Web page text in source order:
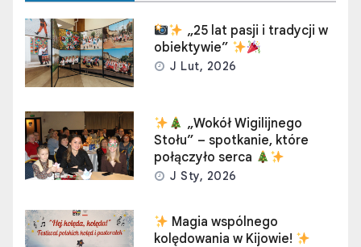
„25 lat pasji i tradycji w
obiektywie”
J Lut, 2026
„Wokół Wigilijnego
Stołu” – spotkanie, które
połączyło serca
J Sty, 2026
Magia wspólnego
kolędowania w Kijowie!